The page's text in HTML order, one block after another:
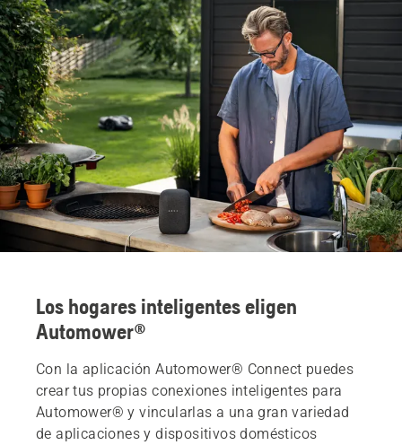
Los hogares inteligentes eligen
Automower®
Con la aplicación Automower® Connect puedes
crear tus propias conexiones inteligentes para
Automower® y vincularlas a una gran variedad
de aplicaciones y dispositivos domésticos